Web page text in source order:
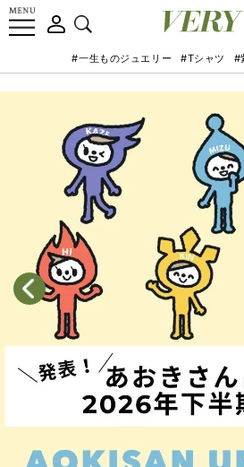
#一生ものジュエリー #Tシャツ #